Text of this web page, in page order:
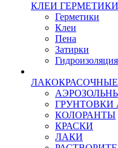
КЛЕИ
Герметики
Клеи
Пена
Затирки
Гидроизоляция
ГРУНТОВКИ
КОЛОРАНТЫ
КРАСКИ
ЛАКИ